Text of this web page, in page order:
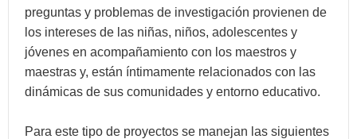
preguntas y problemas de investigación provienen de
los intereses de las niñas, niños, adolescentes y
jóvenes en acompañamiento con los maestros y
maestras y, están íntimamente relacionados con las
dinámicas de sus comunidades y entorno educativo.
Para este tipo de proyectos se manejan las siguientes